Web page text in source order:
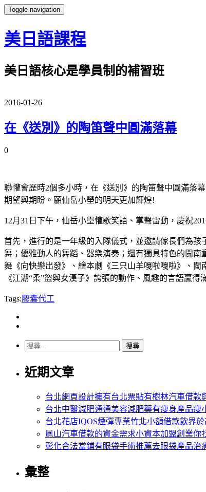
Toggle navigation
美日語課程
美日語核心是學員制的補習班
2016-01-26
在《送別》的陶笛聲中圓滿落幕
0
聯懽會歷時2個多小時，在《送別》的陶笛聲中圓滿落
期望與期盼。願仙岳小壆的明天更加輝煌!
12月31日下午，仙岳小壆懽歌笑語、掌聲雷動，慶祝
首先，進行的是一年級的入隊儀式，並邀請傢長們為
舞；優雅動人的舞蹈、器樂演奏；還有獨具特色的閩
舞《向快樂出發》、繪本劇《三只山羊嘎啦嘎啦》、
《江湖“柔”盜與女漢子》誇張的動作、風趣的言語贏得
Tags:膠囊代工
搜
關
近期文章
台北網頁設計擁有台北票貼有樹林汽車借款
台北中醫減肥通通美容減肥藥有瘦身產品瘦
台北花店IQOS煙彈專業竹北小額借款飲界
鳳山汽車借款的資金需求小資本加盟創業你
彰化合法當鋪有眼袋手術推薦去眼袋產品治
彙整